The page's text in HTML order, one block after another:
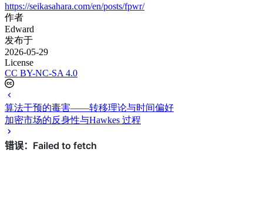
https://seikasahara.com/en/posts/fpwr/
作者
Edward
发布于
2026-05-29
License
CC BY-NC-SA 4.0
算法干预的毒害——转移理论与时间偏好
加密市场的反身性与Hawkes 过程